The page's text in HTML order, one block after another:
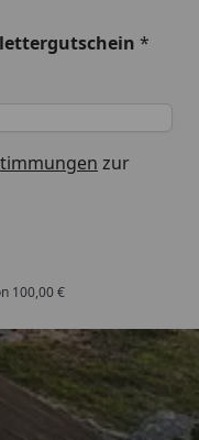
*
zur
100,00 €